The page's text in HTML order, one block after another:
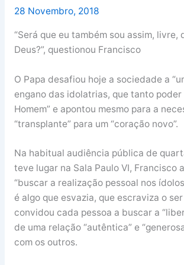
28 Novembro, 2018
“Será que eu também sou assim, livre,
Deus?”, questionou Francisco
O Papa desafiou hoje a sociedade a
engano das idolatrias, que tanto
Homem” e apontou mesmo para a
“transplante” para um “coração novo”.
Na habitual audiência pública de
teve lugar na Sala Paulo VI, Francisco
“buscar a realização pessoal nos
é algo que esvazia, que escraviza o ser
convidou cada pessoa a buscar a
de uma relação “autêntica” e
com os outros.